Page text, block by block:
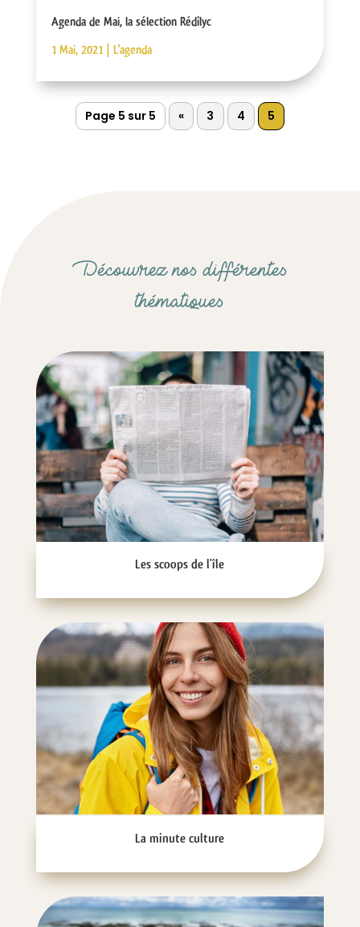
Agenda de Mai, la sélection Rédîlyc
1 Mai, 2021| L'agenda
Page 5 sur 5 « 3 4 5
Découvrez nos différentes
thématiques
Les scoops de l'île
La minute culture